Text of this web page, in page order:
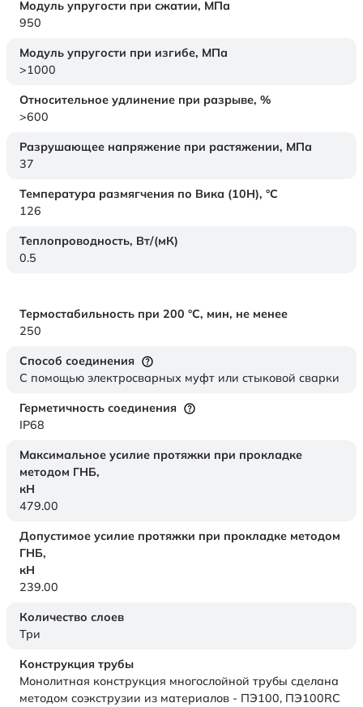
Модуль упругости при сжатии, МПа
950
Модуль упругости при изгибе, МПа
>1000
Относительное удлинение при разрыве, %
>600
Разрушающее напряжение при растяжении, МПа
37
Температура размягчения по Вика (10Н), °C
126
Теплопроводность, Вт/(мК)
0.5
Термостабильность при 200 °С, мин, не менее
250
Способ соединения
С помощью электросварных муфт или стыковой сварки
Герметичность соединения
IP68
Максимальное усилие протяжки при прокладке
методом ГНБ,
кН
479.00
Допустимое усилие протяжки при прокладке методом
ГНБ,
кН
239.00
Количество слоев
Три
Конструкция трубы
Монолитная конструкция многослойной трубы сделана
методом соэкструзии из материалов - ПЭ100, ПЭ100RC